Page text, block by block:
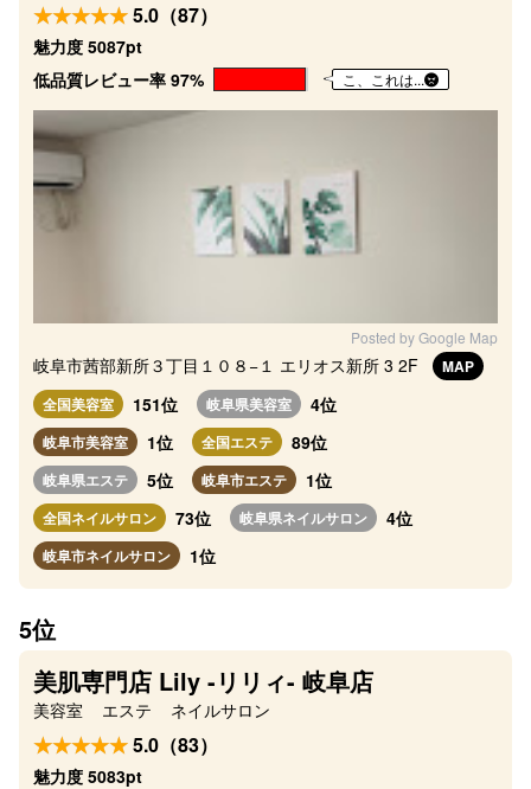
5.0（87）
魅力度 5087pt
低品質レビュー率 97%
こ、これは...
Posted by Google Map
岐阜市茜部新所３丁目１０８−１ エリオス新所 3 2F
MAP
全国美容室
151位 岐阜県美容室 4位
岐阜市美容室 1位 全国エステ 89位
岐阜県エステ 5位 岐阜市エステ 1位
全国ネイルサロン 73位 岐阜県ネイルサロン 4位
岐阜市ネイルサロン 1位
5位
美肌専門店 Lily -リリィ- 岐阜店
美容室 エステ ネイルサロン
5.0（83）
魅力度 5083pt